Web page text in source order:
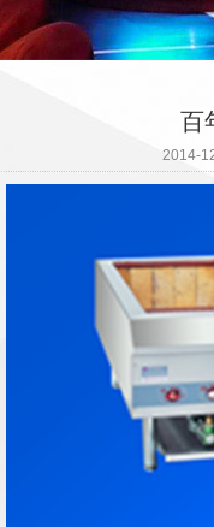
百
2014-